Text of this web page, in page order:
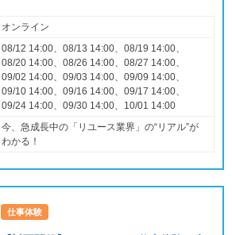
オンライン
08/12 14:00、08/13 14:00、08/19 14:00、
08/20 14:00、08/26 14:00、08/27 14:00、
09/02 14:00、09/03 14:00、09/09 14:00、
09/10 14:00、09/16 14:00、09/17 14:00、
09/24 14:00、09/30 14:00、10/01 14:00
今、急成長中の「リユース業界」の“リアル”が
わかる！
仕事体験